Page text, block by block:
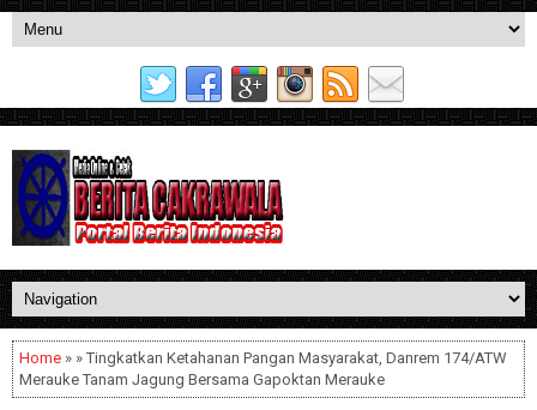
Home » » Tingkatkan Ketahanan Pangan Masyarakat, Danrem 174/ATW
Merauke Tanam Jagung Bersama Gapoktan Merauke